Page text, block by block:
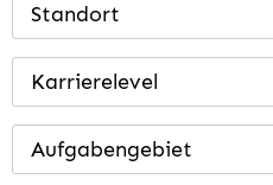
Standort
Karrierelevel
Aufgabengebiet